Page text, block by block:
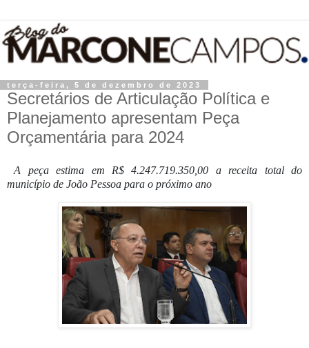
terça-feira, 5 de dezembro de 2023
Secretários de Articulação Política e
Planejamento apresentam Peça
Orçamentária para 2024
A peça estima em R$ 4.247.719.350,00 a receita total do
município de João Pessoa para o próximo ano